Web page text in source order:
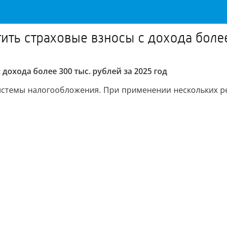
страховые взносы с дохода
более 300 тыс. рублей за 2025 год
налогообложения. При применении нескольких